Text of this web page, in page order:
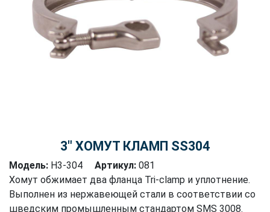
3″ ХОМУТ КЛАМП SS304
Модель: H3-304 Артикул: 081
Хомут обжимает два фланца Tri-clamp и уплотнение.
Выполнен из нержавеющей стали в соответствии со
шведским промышленным стандартом SMS 3008.